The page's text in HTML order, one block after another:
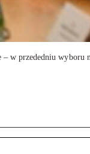
w przededniu